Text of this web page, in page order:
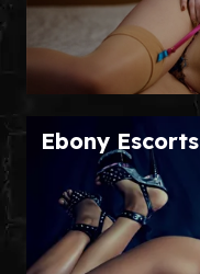
Ebony Escorts